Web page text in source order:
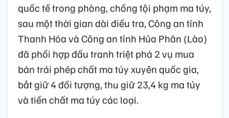
quốc tế trong phòng, chống tội phạm ma túy,
sau một thời gian dài điều tra, Công an tỉnh
Thanh Hóa và Công an tỉnh Hủa Phăn (Lào)
đã phối hợp đấu tranh triệt phá 2 vụ mua
bán trái phép chất ma túy xuyên quốc gia,
bắt giữ 4 đối tượng, thu giữ 23,4 kg ma túy
và tiền chất ma túy các loại.